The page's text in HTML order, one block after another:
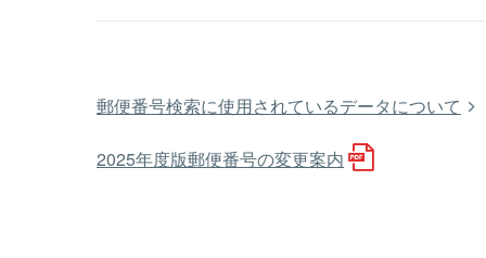
郵便番号検索に使用されているデータについて
2025年度版郵便番号の変更案内